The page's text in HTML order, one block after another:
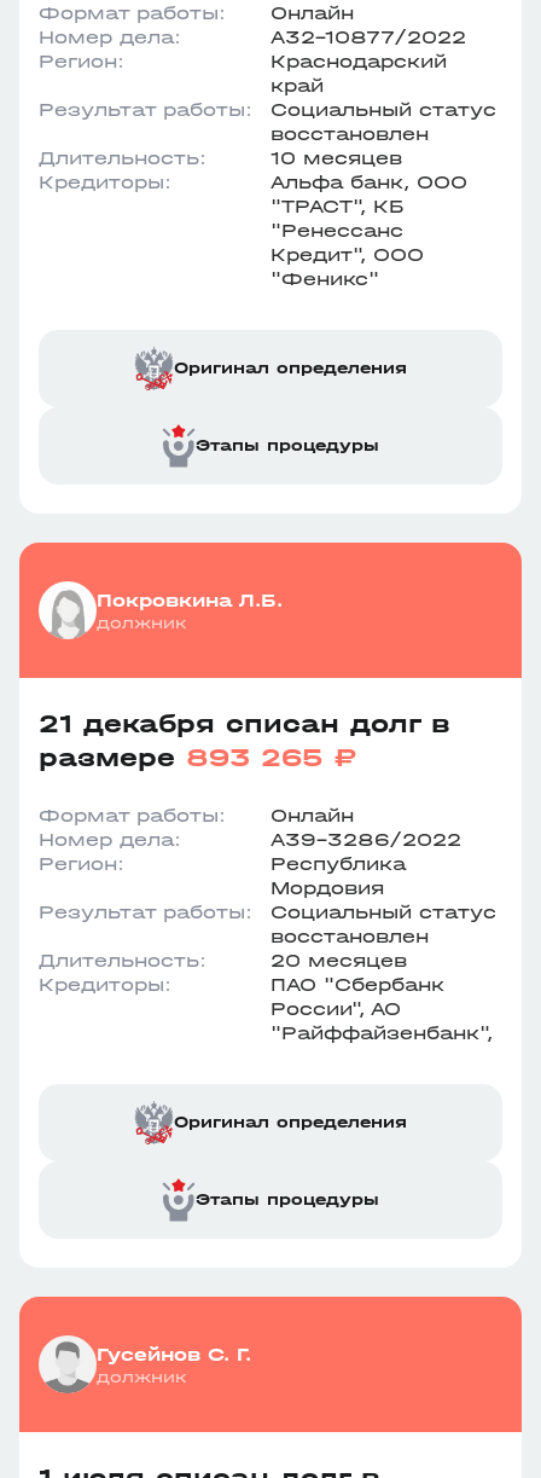
Формат работы:
Онлайн
Номер дела:
А32-10877/2022
Регион:
Краснодарский
край
Результат работы:
Социальный статус
восстановлен
Длительность:
10 месяцев
Кредиторы:
Альфа банк, ООО
"ТРАСТ", КБ
"Ренессанс
Кредит", ООО
"Феникс"
Оригинал определения
Этапы процедуры
Покровкина Л.Б.
должник
21 декабря списан долг в
размере 893 265 ₽
Формат работы:
Онлайн
Номер дела:
А39-3286/2022
Регион:
Республика
Мордовия
Результат работы:
Социальный статус
восстановлен
Длительность:
20 месяцев
Кредиторы:
ПАО "Сбербанк
России", АО
"Райффайзенбанк",
Оригинал определения
Этапы процедуры
Гусейнов С. Г.
должник